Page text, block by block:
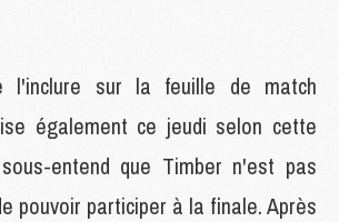
l'inclure sur la feuille de match
également ce jeudi selon cette
entend que Timber n'est pas
pouvoir participer à la finale. Après